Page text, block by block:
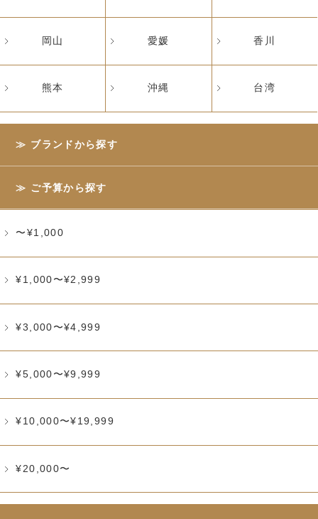
岡山 愛媛 香川
熊本 沖縄 台湾
ブランドから探す
ご予算から探す
〜¥1,000
¥1,000〜¥2,999
¥3,000〜¥4,999
¥5,000〜¥9,999
¥10,000〜¥19,999
¥20,000〜